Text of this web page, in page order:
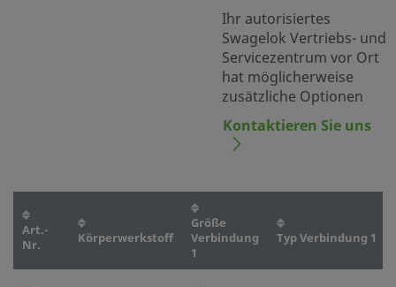
Ihr autorisiertes
Swagelok Vertriebs- und
Servicezentrum vor Ort
hat möglicherweise
zusätzliche Optionen
Kontaktieren Sie uns
Art.-
Nr.
Körperwerkstoff
Größe
Verbindung
1
Typ Verbindung 1